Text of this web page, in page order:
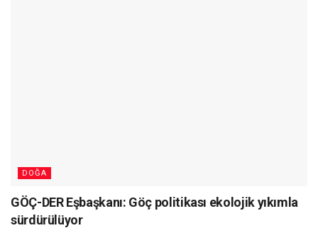
DOĞA
GÖÇ-DER Eşbaşkanı: Göç politikası ekolojik yıkımla
sürdürülüyor